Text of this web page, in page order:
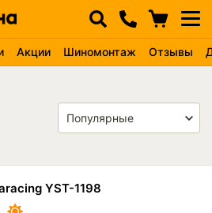
Акции Шиномонтаж Отзывы
YST-1198